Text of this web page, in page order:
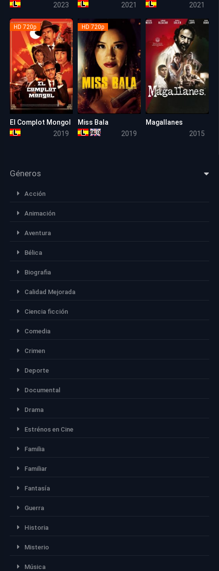
2023
2021
2021
5.9
HD 720p
El Complot Mongol
2019
HD 720p
Miss Bala
2019
Magallanes
2015
Géneros
Acción
Animación
Aventura
Bélica
Biografia
Calidad Mejorada
Ciencia ficción
Comedia
Crimen
Deporte
Documental
Drama
Estrénos en Cine
Familia
Familiar
Fantasía
Guerra
Historia
Misterio
Música